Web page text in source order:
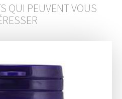
QUI PEUVENT VOUS